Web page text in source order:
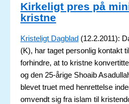
Kirkeligt pres på
kristne
Kristeligt Dagblad (12.2.2011):
(K), har taget personlig kontakt
forhindre, at to kristne
og den 25-årige Shoaib
blevet truet med henrettelse
omvendt sig fra islam til